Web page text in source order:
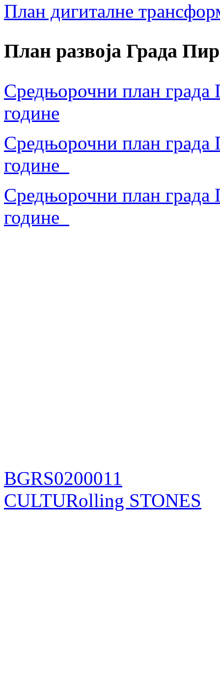
План дигиталне
План развоја Града
Средњорочни план града
године
Средњорочни план града
године
Средњорочни план града
године
BGRS0200011
CULTURolling STONES